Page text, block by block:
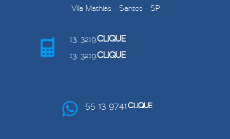
Vila Mathias - Santos - SP
13. 3219.CLIQUE
13. 3219.CLIQUE
55 13 9741.CLIQUE